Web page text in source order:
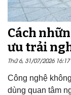
Cách
ưu trải
Thứ 6, 31/07/2026 16:17
Công nghệ
dùng quan tâm